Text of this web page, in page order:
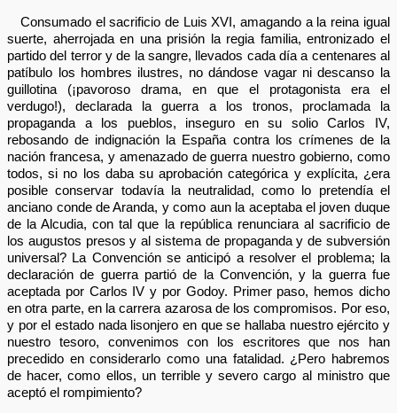
Consumado el sacrificio de Luis XVI, amagando a la reina igual
suerte, aherrojada en una prisión la regia familia, entronizado el
partido del terror y de la sangre, llevados cada día a centenares al
patíbulo los hombres ilustres, no dándose vagar ni descanso la
guillotina (¡pavoroso drama, en que el protagonista era el
verdugo!), declarada la guerra a los tronos, proclamada la
propaganda a los pueblos, inseguro en su solio Carlos IV,
rebosando de indignación la España contra los crímenes de la
nación francesa, y amenazado de guerra nuestro gobierno, como
todos, si no los daba su aprobación categórica y explícita, ¿era
posible conservar todavía la neutralidad, como lo pretendía el
anciano conde de Aranda, y como aun la aceptaba el joven duque
de la Alcudia, con tal que la república renunciara al sacrificio de
los augustos presos y al sistema de propaganda y de subversión
universal? La Convención se anticipó a resolver el problema; la
declaración de guerra partió de la Convención, y la guerra fue
aceptada por Carlos IV y por Godoy. Primer paso, hemos dicho
en otra parte, en la carrera azarosa de los compromisos. Por eso,
y por el estado nada lisonjero en que se hallaba nuestro ejército y
nuestro tesoro, convenimos con los escritores que nos han
precedido en considerarlo como una fatalidad. ¿Pero habremos
de hacer, como ellos, un terrible y severo cargo al ministro que
aceptó el rompimiento?